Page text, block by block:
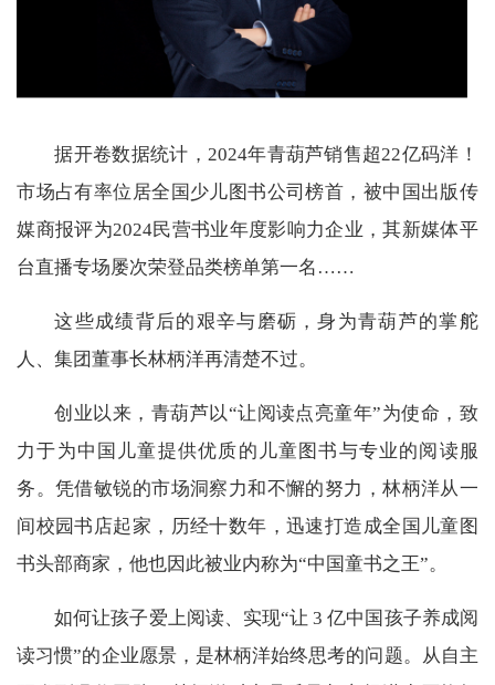
据开卷数据统计，2024年青葫芦销售超22亿码洋！
市场占有率位居全国少儿图书公司榜首，被中国出版传
媒商报评为2024民营书业年度影响力企业，其新媒体平
台直播专场屡次荣登品类榜单第一名……
这些成绩背后的艰辛与磨砺，身为青葫芦的掌舵
人、集团董事长林柄洋再清楚不过。
创业以来，青葫芦以“让阅读点亮童年”为使命，致
力于为中国儿童提供优质的儿童图书与专业的阅读服
务。凭借敏锐的市场洞察力和不懈的努力，林柄洋从一
间校园书店起家，历经十数年，迅速打造成全国儿童图
书头部商家，他也因此被业内称为“中国童书之王”。
如何让孩子爱上阅读、实现“让 3 亿中国孩子养成阅
读习惯”的企业愿景，是林柄洋始终思考的问题。从自主